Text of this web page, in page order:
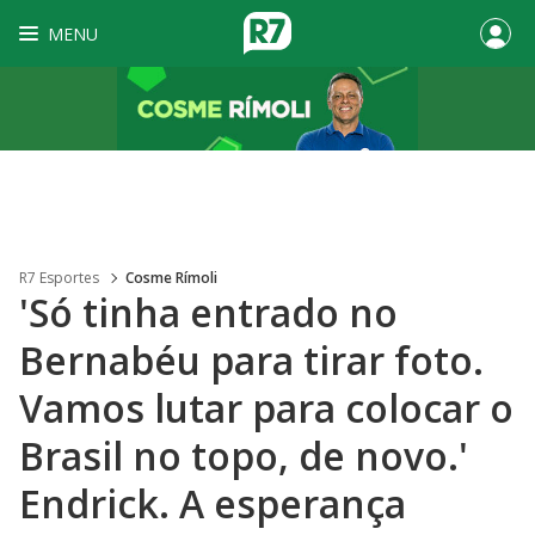
MENU
R7 Esportes Cosme Rímoli
'Só tinha entrado no
Bernabéu para tirar foto.
Vamos lutar para colocar o
Brasil no topo, de novo.'
Endrick. A esperança